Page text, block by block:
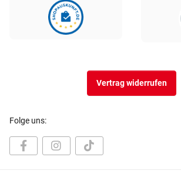
Vertrag widerrufen
Folge uns: